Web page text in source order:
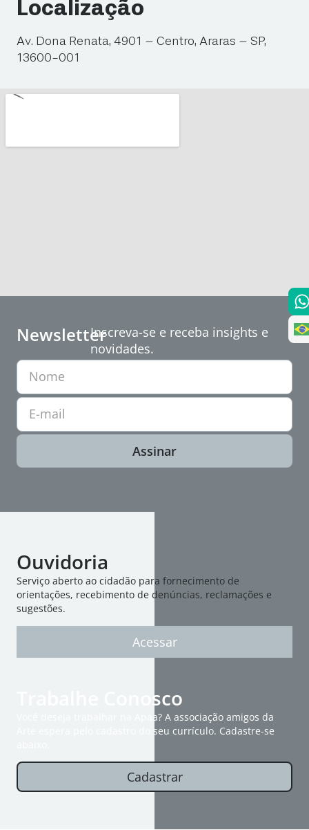
Localização
Av. Dona Renata, 4901 – Centro, Araras – SP,
13600-001
NewsletterInscreva-se e receba insights e
novidades.
Nome
E-mail
Assinar
Ouvidoria
Serviço aberto ao cidadão para fornecimento de
orientações, recebimento de denúncias, reclamações e
sugestões.
Acessar
Trabalhe Conosco
Você deseja trabalhar na Apaa? A associação amigos da
Arte espera pelo cadastro do seu currículo. Cadastre-se
Cadastrar